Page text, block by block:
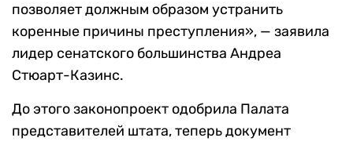
позволяет должным образом устранить
коренные причины преступления», — заявила
лидер сенатского большинства Андреа
Стюарт-Казинс.
До этого законопроект одобрила Палата
представителей штата, теперь документ